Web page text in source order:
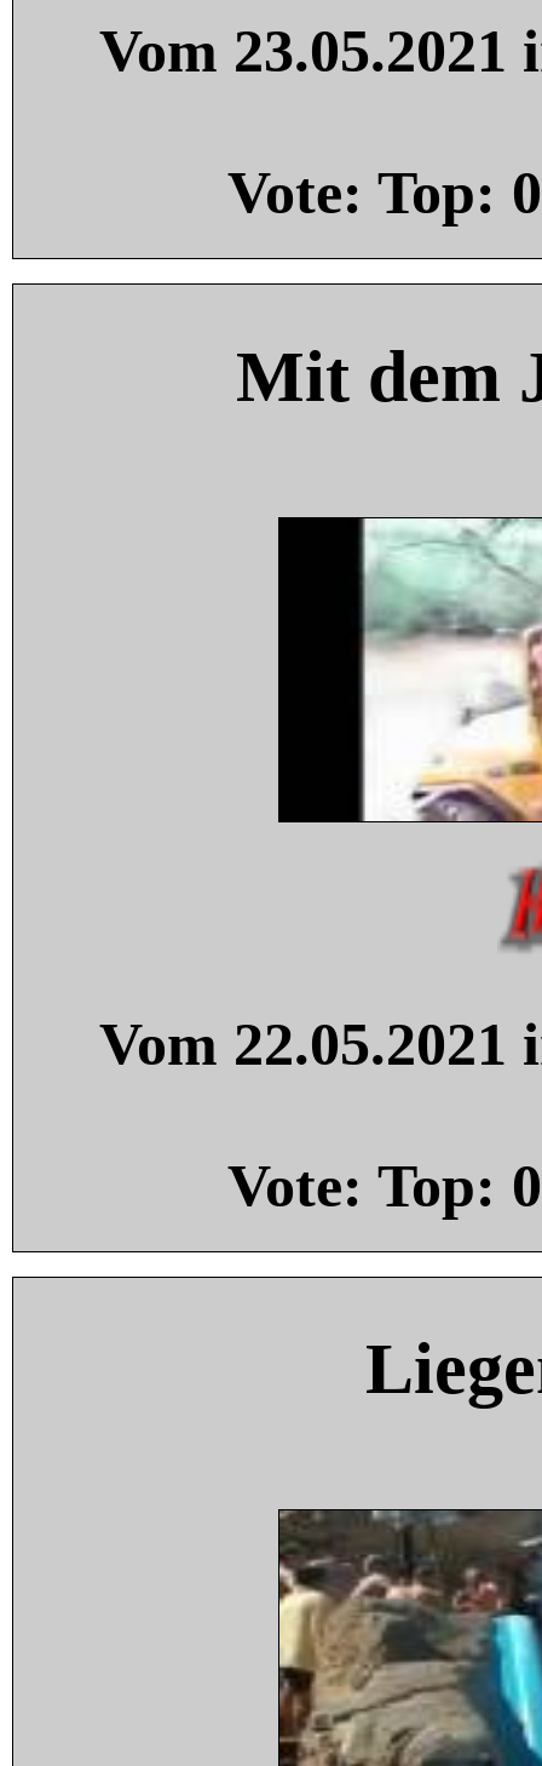
Vom
Vote: Top: 0
Mit dem
Vom
Vote: Top: 0